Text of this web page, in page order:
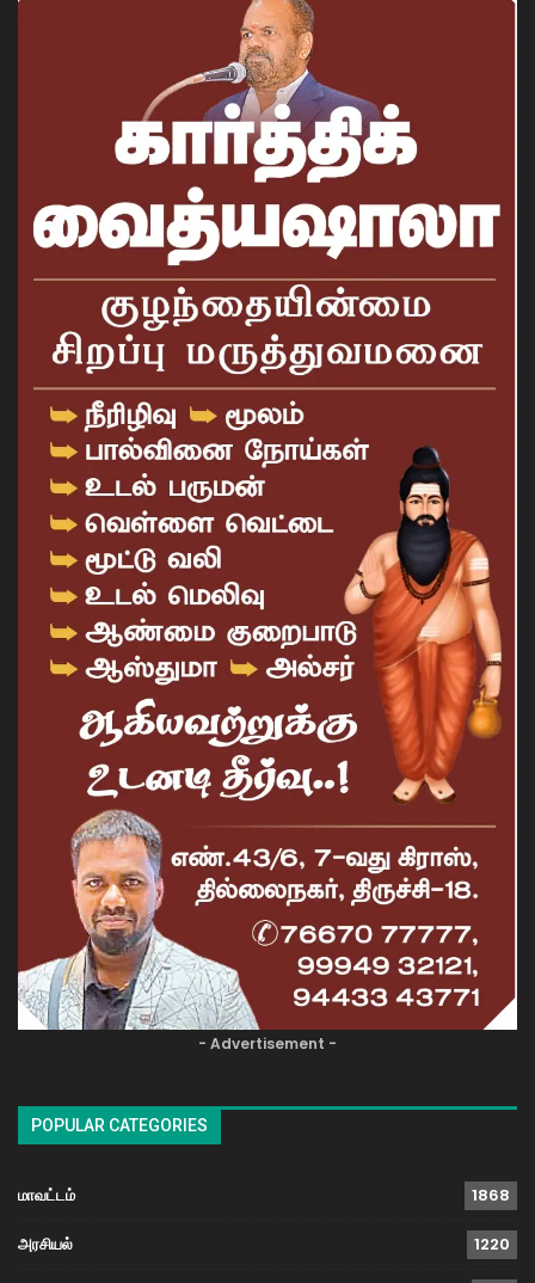
- Advertisement -
POPULAR CATEGORIES
மாவட்டம் 1868
அரசியல் 1220